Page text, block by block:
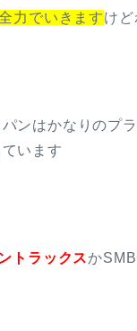
力でいきますけど
ンはかなりのプ
います
トラックスか